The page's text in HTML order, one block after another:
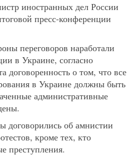
иностранных дел России
пресс-конференции
переговоров наработали
в Украине, согласно
договоренность о том, что все
в Украине должны быть
административные
договорились об амнистии
кроме тех, кто
преступления.